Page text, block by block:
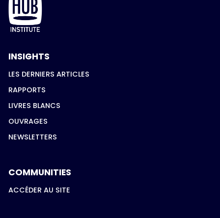
INSIGHTS
LES DERNIERS ARTICLES
RAPPORTS
LIVRES BLANCS
OUVRAGES
NEWSLETTERS
COMMUNITIES
ACCÉDER AU SITE